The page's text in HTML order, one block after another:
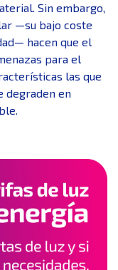
Sin embargo,
—su bajo coste
hacen que el
para el
las que
degraden en